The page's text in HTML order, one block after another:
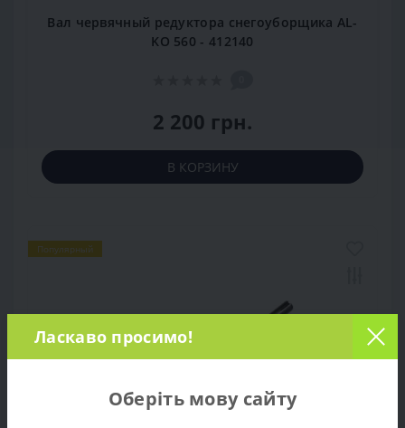
Вал червячный редуктора снегоуборщика AL-
KO 560 - 412140
2 200 грн.
В КОРЗИНУ
Популярный
Ласкаво просимо!
Оберіть мову сайту